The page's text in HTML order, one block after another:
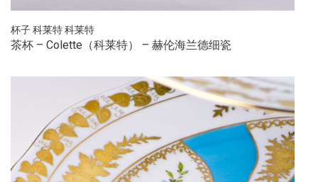
杯子科莱特科莱特
茶杯 – Colette（科莱特） – 赫伦海兰德细瓷